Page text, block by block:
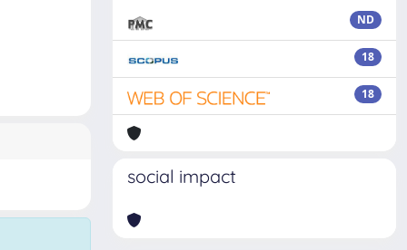
ND
18
18
social impact